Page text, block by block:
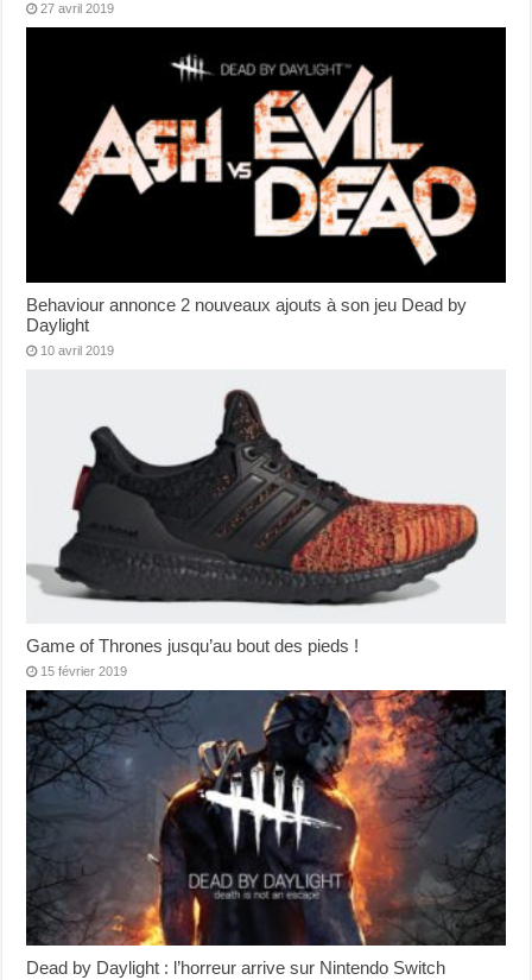
27 avril 2019
Behaviour annonce 2 nouveaux ajouts à son jeu Dead by
Daylight
10 avril 2019
Game of Thrones jusqu’au bout des pieds !
15 février 2019
Dead by Daylight : l’horreur arrive sur Nintendo Switch